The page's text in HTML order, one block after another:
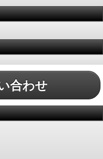
合わせ